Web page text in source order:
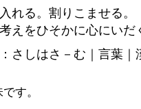
れる。割りこませる。
えをひそかに心にいだ
さしはさ－む｜言葉｜
す。